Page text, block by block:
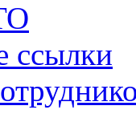
ссылки